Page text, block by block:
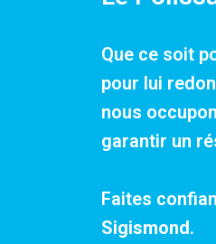
Que ce soit
pour lui
nous
garantir un
Faites
Sigismond.